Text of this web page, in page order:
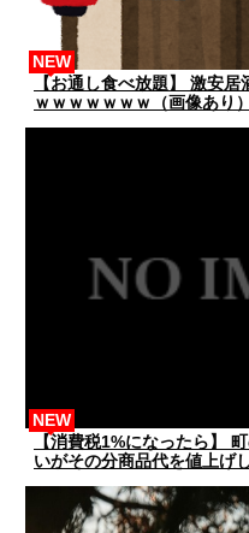
【お通し食べ放題】 激安
ｗｗｗｗｗｗｗ（画像あり）
NEW
【消費税1%になったら】
いがその分商品代を値上げ
NEW